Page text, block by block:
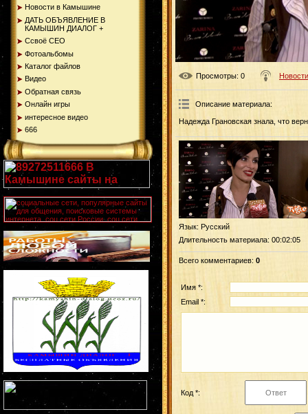
Новости в Камышине
ДАТЬ ОБЪЯВЛЕНИЕ В
КАМЫШИН ДИАЛОГ +
Ссвоё СЕО
Фотоальбомы
Каталог файлов
Видео
Обратная связь
Онлайн игры
интересное видео
666
Просмотры: 0
Описание материала:
Надежда Грановская знала, что
Язык: Русский
Длительность материала: 00:02:05
Всего комментариев: 0
Имя *:
Email *:
Код *: